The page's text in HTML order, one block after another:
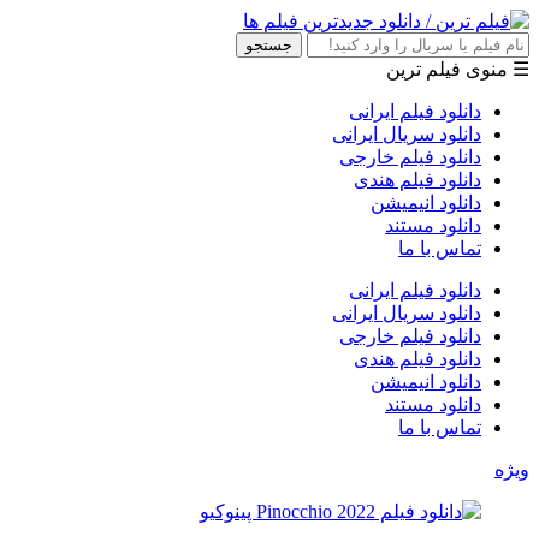
جستجو
☰ منوی فیلم ترین
دانلود فیلم ایرانی
دانلود سریال ایرانی
دانلود فیلم خارجی
دانلود فیلم هندی
دانلود انیمیشن
دانلود مستند
تماس با ما
دانلود فیلم ایرانی
دانلود سریال ایرانی
دانلود فیلم خارجی
دانلود فیلم هندی
دانلود انیمیشن
دانلود مستند
تماس با ما
ویژه